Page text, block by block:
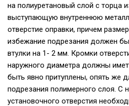
на полиуретановый слой с торца
выступающую внутреннюю
отверстие оправки, причем
избежание подрезания должен
втулки на 1- 2 мм. Кромки
наружного диаметра должны
быть явно притуплены, опять же
подрезания полимерного слоя. С
установочного отверстия